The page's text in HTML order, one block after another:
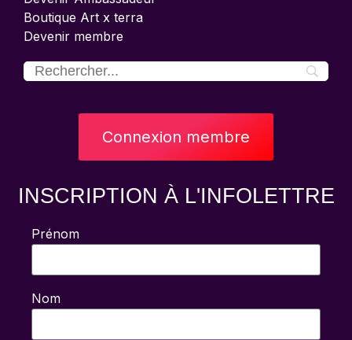
Boutique Art x terra
Devenir membre
Connexion membre
INSCRIPTION À L'INFOLETTRE
Prénom
Nom